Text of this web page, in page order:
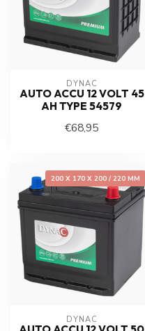
DYNAC
AUTO ACCU 12 VOLT 45
AH TYPE 54579
€68,95
200 X 170 X 200 / 220 MM
DYNAC